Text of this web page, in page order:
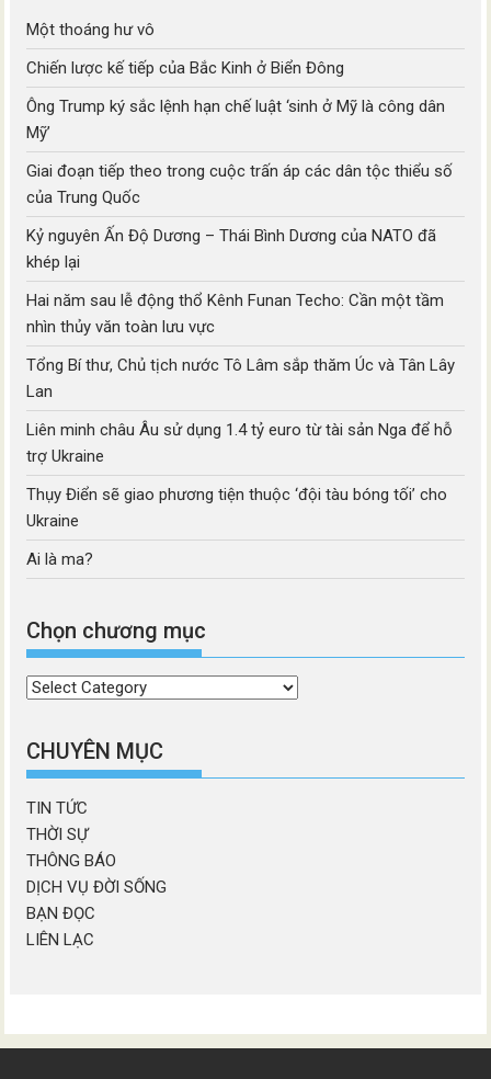
Một thoáng hư vô
Chiến lược kế tiếp của Bắc Kinh ở Biển Đông
Ông Trump ký sắc lệnh hạn chế luật ‘sinh ở Mỹ là công dân
Mỹ’
Giai đoạn tiếp theo trong cuộc trấn áp các dân tộc thiểu số
của Trung Quốc
Kỷ nguyên Ấn Độ Dương – Thái Bình Dương của NATO đã
khép lại
Hai năm sau lễ động thổ Kênh Funan Techo: Cần một tầm
nhìn thủy văn toàn lưu vực
Tổng Bí thư, Chủ tịch nước Tô Lâm sắp thăm Úc và Tân Lây
Lan
Liên minh châu Âu sử dụng 1.4 tỷ euro từ tài sản Nga để hỗ
trợ Ukraine
Thụy Điển sẽ giao phương tiện thuộc ‘đội tàu bóng tối’ cho
Ukraine
Ai là ma?
Chọn chương mục
Chọn
mục
CHUYÊN MỤC
TIN TỨC
THỜI SỰ
THÔNG BÁO
DỊCH VỤ ĐỜI SỐNG
BẠN ĐỌC
LIÊN LẠC